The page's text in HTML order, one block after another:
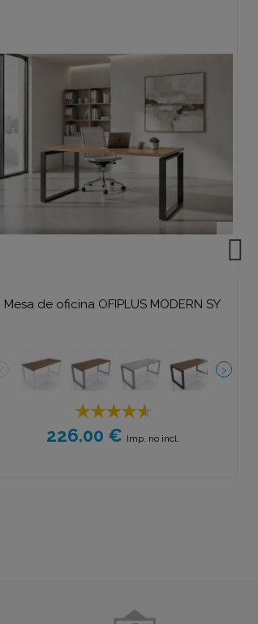
Mesa de oficina OFIPLUS MODERN SY
226.00 € Imp. no incl.